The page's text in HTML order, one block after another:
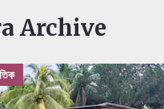
Archive